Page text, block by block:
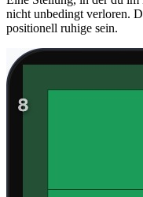
nicht unbedingt verloren.
positionell ruhige sein.